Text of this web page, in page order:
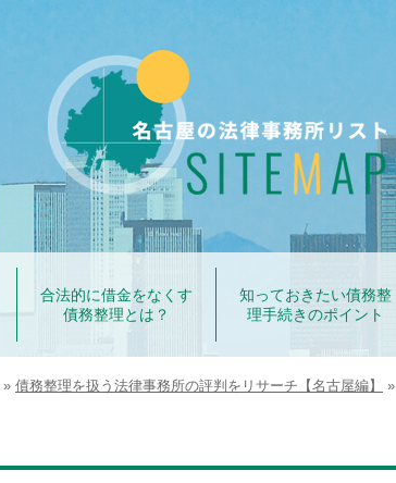
合法的に借金をなくす
債務整理とは？
知っておきたい債務整
理手続きのポイント
» 債務整理を扱う法律事務所の評判をリサーチ【名古屋編】 »